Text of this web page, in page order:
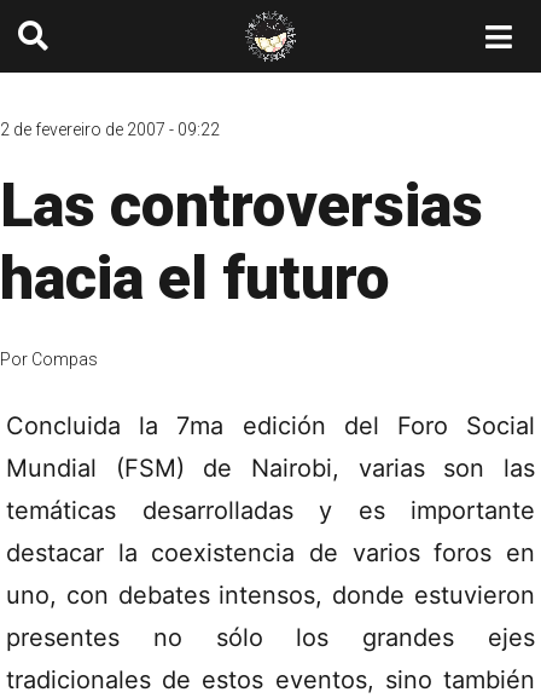
2 de fevereiro de 2007 - 09:22
Las controversias
hacia el futuro
Por Compas
Concluida la 7ma edición del Foro Social
Mundial (FSM) de Nairobi, varias son las
temáticas desarrolladas y es importante
destacar la coexistencia de varios foros en
uno, con debates intensos, donde estuvieron
presentes no sólo los grandes ejes
tradicionales de estos eventos, sino también